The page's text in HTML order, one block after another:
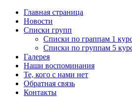
Главная страница
Новости
Списки групп
Списки по граппам 1
Списки по группам 5
Галерея
Наши воспоминания
Те, кого с нами нет
Обратная связь
Контакты